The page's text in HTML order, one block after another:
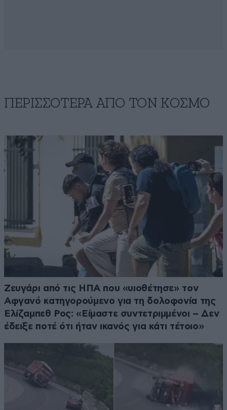
ΠΕΡΙΣΣΟΤΕΡΑ ΑΠΟ ΤΟΝ ΚΟΣΜΟ
Ζευγάρι από τις ΗΠΑ που «υιοθέτησε» τον
Αφγανό κατηγορούμενο για τη δολοφονία της
Ελίζαμπεθ Ρος: «Είμαστε συντετριμμένοι – Δεν
έδειξε ποτέ ότι ήταν ικανός για κάτι τέτοιο»